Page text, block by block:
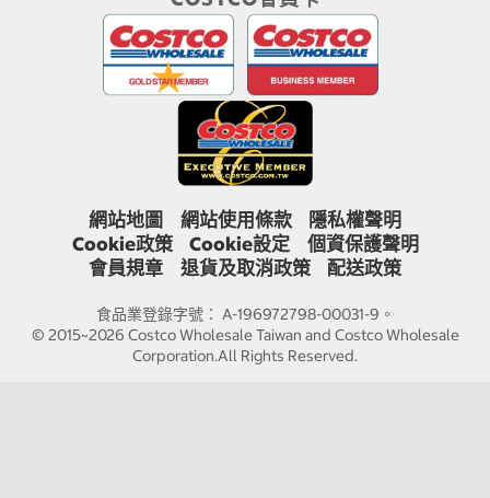
網站地圖 網站使用條款
隱私權聲明
Cookie政策
Cookie設定
個資保護聲明
會員規章
退貨及取消政策 配送政策
食品業登錄字號： A-196972798-00031-9。
© 2015~2026 Costco Wholesale Taiwan and Costco Wholesale
Corporation.All Rights Reserved.